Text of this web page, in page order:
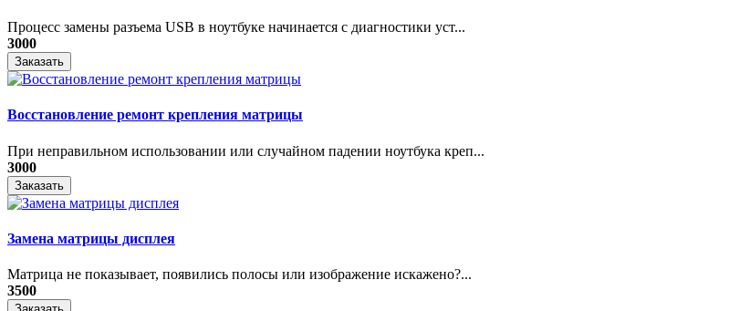
Процесс замены разъема USB в ноутбуке начинается с диагностики уст...
3000
Заказать
Восстановление ремонт крепления матрицы
При неправильном использовании или случайном падении ноутбука креп...
3000
Заказать
Замена матрицы дисплея
Матрица не показывает, появились полосы или изображение искажено?...
3500